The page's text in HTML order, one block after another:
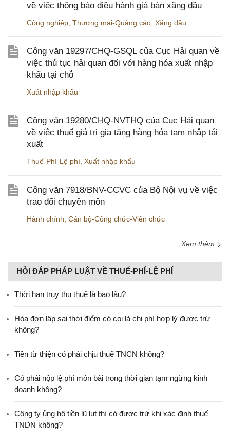
về việc thông báo điều hành giá bán xăng dầu
Công nghiệp, Thương mại-Quảng cáo, Xăng dầu
Công văn 19297/CHQ-GSQL của Cục Hải quan về
việc thủ tục hải quan đối với hàng hóa xuất nhập
khẩu tại chỗ
Xuất nhập khẩu
Công văn 19280/CHQ-NVTHQ của Cục Hải quan
về việc thuế giá trị gia tăng hàng hóa tạm nhập tái
xuất
Thuế-Phí-Lệ phí, Xuất nhập khẩu
Công văn 7918/BNV-CCVC của Bộ Nội vụ về việc
trao đổi chuyên môn
Hành chính, Cán bộ-Công chức-Viên chức
Xem thêm
HỎI ĐÁP PHÁP LUẬT VỀ THUẾ-PHÍ-LỆ PHÍ
Thời hạn truy thu thuế là bao lâu?
Hóa đơn lập sai thời điểm có coi là chi phí hợp lý được trừ
không?
Tiền từ thiện có phải chịu thuế TNCN không?
Có phải nộp lệ phí môn bài trong thời gian tạm ngừng kinh
doanh không?
Công ty ủng hộ tiền lũ lụt thì có được trừ khi xác định thuế
TNDN không?